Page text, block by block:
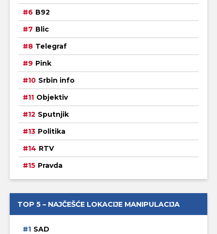
B92
Blic
Telegraf
Pink
Srbin info
Objektiv
Sputnjik
Politika
RTV
Pravda
TOP 5 – NAJČEŠĆE LOKACIJE MANIPULACIJA
SAD